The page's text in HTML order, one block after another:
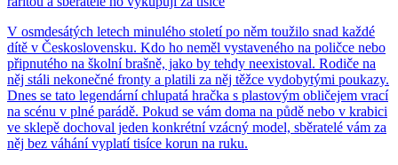
V osmdesátých letech minulého století po něm toužilo snad každé
dítě v Československu. Kdo ho neměl vystaveného na poličce nebo
připnutého na školní brašně, jako by tehdy neexistoval. Rodiče na
něj stáli nekonečné fronty a platili za něj těžce vydobytými poukazy.
Dnes se tato legendární chlupatá hračka s plastovým obličejem vrací
na scénu v plné parádě. Pokud se vám doma na půdě nebo v krabici
ve sklepě dochoval jeden konkrétní vzácný model, sběratelé vám za
něj bez váhání vyplatí tisíce korun na ruku.